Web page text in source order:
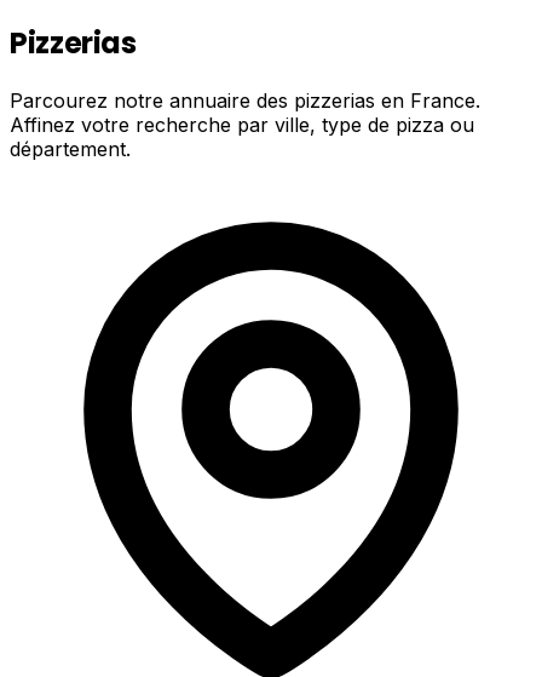
Pizzerias
Parcourez notre annuaire des pizzerias en France.
Affinez votre recherche par ville, type de pizza ou
département.